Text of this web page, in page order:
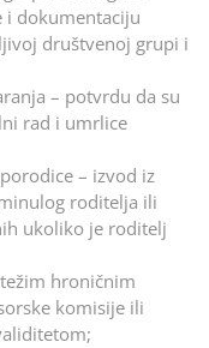
i dokumentaciju
društvenoj grupi i
– potvrdu da su
rad i umrlice
– izvod iz
roditelja ili
ukoliko je roditelj
hroničnim
komisije ili